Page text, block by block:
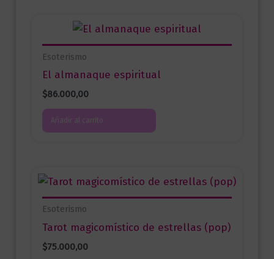
Esoterismo
El almanaque espiritual
$86.000,00
Añadir al carrito
Esoterismo
Tarot magicomístico de estrellas (pop)
$75.000,00